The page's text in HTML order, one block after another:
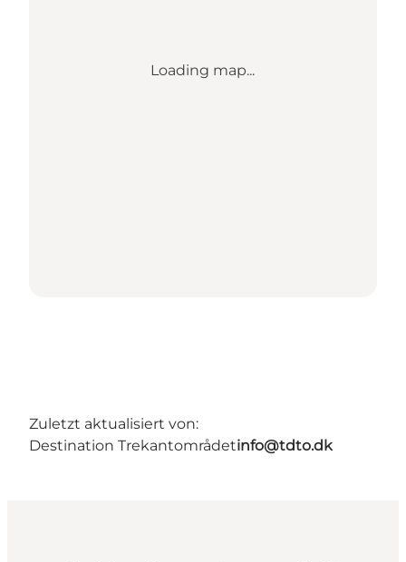
Loading map...
Zuletzt aktualisiert von:
Destination Trekantområdetinfo@tdto.dk